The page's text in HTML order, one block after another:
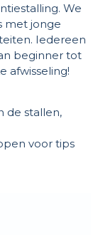
We
met jonge
Iedereen
beginner tot
afwisseling!
de stallen,
voor tips